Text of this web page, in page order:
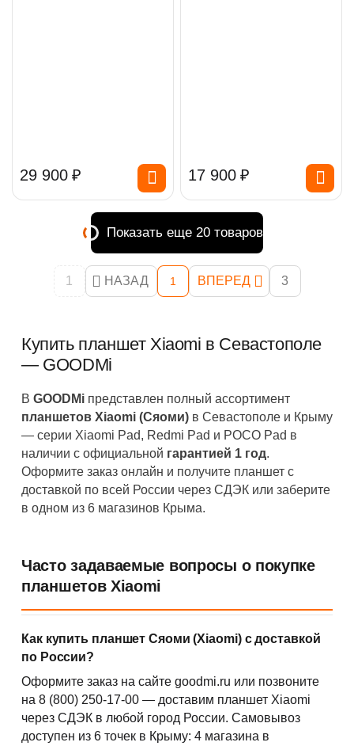
29 900 ₽ 17 900 ₽
Показать еще 20 товаров
1 НАЗАД 1 ВПЕРЕД 3
Купить планшет Xiaomi в Севастополе
— GOODMi
В GOODMi представлен полный ассортимент
планшетов Xiaomi (Сяоми) в Севастополе и Крыму
— серии Xiaomi Pad, Redmi Pad и POCO Pad в
наличии с официальной гарантией 1 год.
Оформите заказ онлайн и получите планшет с
доставкой по всей России через СДЭК или заберите
в одном из 6 магазинов Крыма.
Часто задаваемые вопросы о покупке
планшетов Xiaomi
Как купить планшет Сяоми (Xiaomi) с доставкой
по России?
Оформите заказ на сайте goodmi.ru или позвоните
на 8 (800) 250-17-00 — доставим планшет Xiaomi
через СДЭК в любой город России. Самовывоз
доступен из 6 точек в Крыму: 4 магазина в